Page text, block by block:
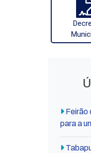
Feirão
para a